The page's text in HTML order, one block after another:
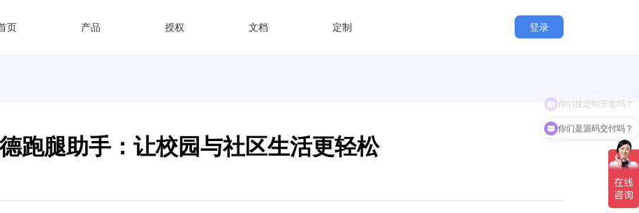
页 产品 授权 文档 定制 登录
跑腿助手：让校园与社区生活更轻松
你们是源码交付吗？
你们接定制开发吗？